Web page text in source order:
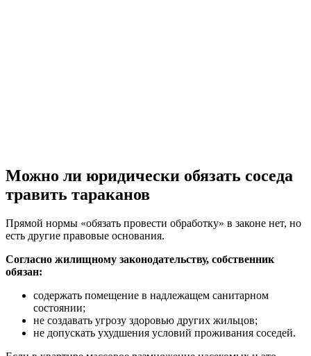
Можно ли юридически обязать соседа
травить тараканов
Прямой нормы «обязать провести обработку» в законе нет, но
есть другие правовые основания.
Согласно жилищному законодательству, собственник
обязан:
содержать помещение в надлежащем санитарном
состоянии;
не создавать угрозу здоровью других жильцов;
не допускать ухудшения условий проживания соседей.